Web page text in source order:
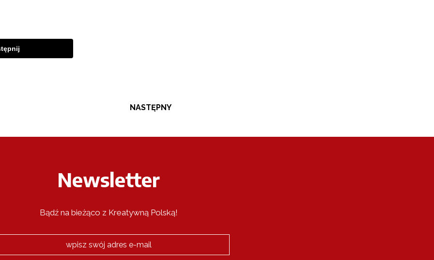
NASTĘPNY
Newsletter
Bądź na bieżąco z Kreatywną Polską!